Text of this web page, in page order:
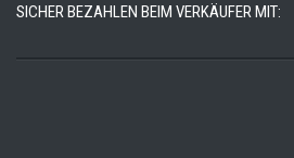
SICHER BEZAHLEN BEIM VERKÄUFER MIT: